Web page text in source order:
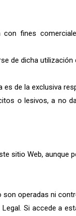
fines
de dicha
de la exclusiva
o lesivos, a no
sitio Web,
operadas ni
Si accede a